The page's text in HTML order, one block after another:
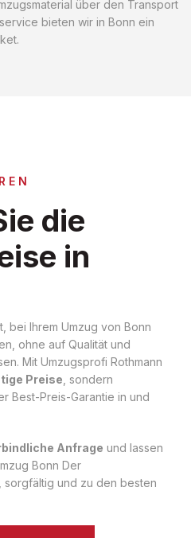
über den Transport
bieten wir in Bonn ein
die
in
bei Ihrem Umzug von Bonn
ohne auf Qualität und
Mit Umzugsprofi Rothmann
Preise , sondern
Best-Preis-Garantie in und
Anfrage und lassen
Bonn Der
sorgfältig und zu den besten